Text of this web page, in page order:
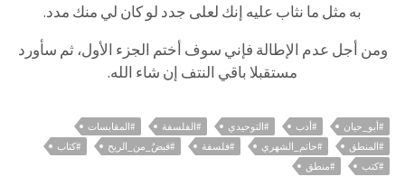
به مثل ما نثاب عليه إنك لعلى جدد لو كان لي منك مدد.
ومن أجل عدم الإطالة فإني سوف أختم الجزء الأول، ثم سأورد
مستقبلا باقي النتف إن شاء الله.
#أبو_حيان #أدب #التوحيدي #الفلسفة
#المقابسات
#المنطق
#حاتم_الشهري #فلسفة #قبضٌ_من_الريح
#كتاب
#كتب
#منطق